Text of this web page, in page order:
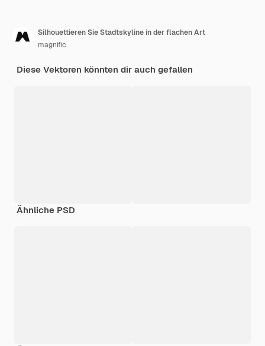
Silhouettieren Sie Stadtskyline in der flachen Art
magnific
Diese Vektoren könnten dir auch gefallen
Ähnliche PSD